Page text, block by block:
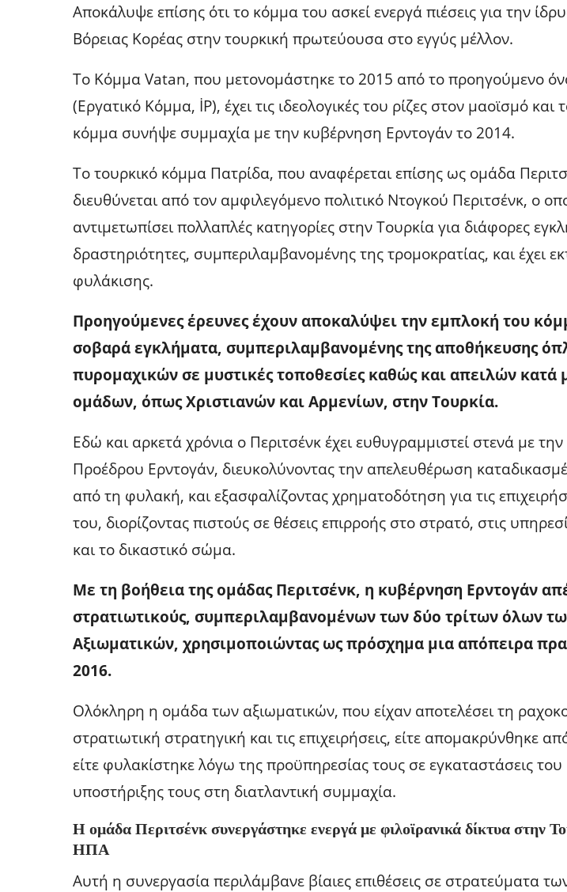
Αποκάλυψε επίσης ότι το κόμμα του ασκεί ενεργά πιέσεις για την
Βόρειας Κορέας στην τουρκική πρωτεύουσα στο εγγύς μέλλον.
Το Κόμμα Vatan, που μετονομάστηκε το 2015 από το προηγούμενο
(Εργατικό Κόμμα, İP), έχει τις ιδεολογικές του ρίζες στον μαοϊσμό και
κόμμα συνήψε συμμαχία με την κυβέρνηση Ερντογάν το 2014.
Το τουρκικό κόμμα Πατρίδα, που αναφέρεται επίσης ως ομάδα
διευθύνεται από τον αμφιλεγόμενο πολιτικό Ντογκού Περιτσένκ, ο
αντιμετωπίσει πολλαπλές κατηγορίες στην Τουρκία για διάφορες
δραστηριότητες, συμπεριλαμβανομένης της τρομοκρατίας, και έχει
φυλάκισης.
Προηγούμενες έρευνες έχουν αποκαλύψει την εμπλοκή του
σοβαρά εγκλήματα, συμπεριλαμβανομένης της αποθήκευσης
πυρομαχικών σε μυστικές τοποθεσίες καθώς και απειλών κατά
ομάδων, όπως Χριστιανών και Αρμενίων, στην Τουρκία.
Εδώ και αρκετά χρόνια ο Περιτσένκ έχει ευθυγραμμιστεί στενά με
Προέδρου Ερντογάν, διευκολύνοντας την απελευθέρωση
από τη φυλακή, και εξασφαλίζοντας χρηματοδότηση για τις
του, διορίζοντας πιστούς σε θέσεις επιρροής στο στρατό, στις
και το δικαστικό σώμα.
Με τη βοήθεια της ομάδας Περιτσένκ, η κυβέρνηση Ερντογάν
στρατιωτικούς, συμπεριλαμβανομένων των δύο τρίτων όλων
Αξιωματικών, χρησιμοποιώντας ως πρόσχημα μια απόπειρα
2016.
Ολόκληρη η ομάδα των αξιωματικών, που είχαν αποτελέσει τη
στρατιωτική στρατηγική και τις επιχειρήσεις, είτε απομακρύνθηκε
είτε φυλακίστηκε λόγω της προϋπηρεσίας τους σε εγκαταστάσεις
υποστήριξης τους στη διατλαντική συμμαχία.
Η ομάδα Περιτσένκ συνεργάστηκε ενεργά με φιλοϊρανικά δίκτυα στην
ΗΠΑ
Αυτή η συνεργασία περιλάμβανε βίαιες επιθέσεις σε στρατεύματα